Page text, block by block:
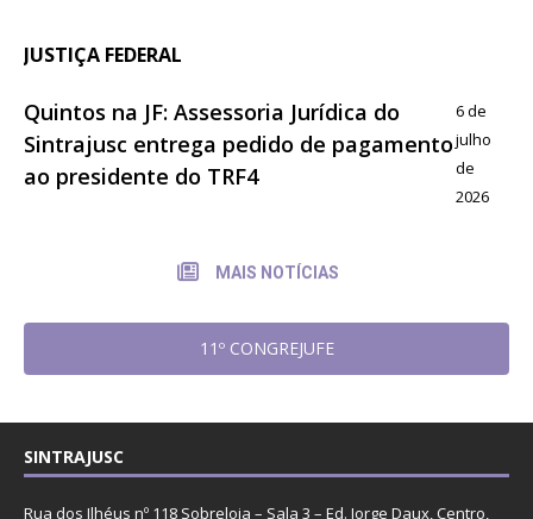
JUSTIÇA FEDERAL
Quintos na JF: Assessoria Jurídica do
Sintrajusc entrega pedido de pagamento
ao presidente do TRF4
6 de
julho
de
2026
MAIS NOTÍCIAS
11º CONGREJUFE
SINTRAJUSC
Rua dos Ilhéus nº 118 Sobreloja – Sala 3 – Ed. Jorge Daux, Centro,